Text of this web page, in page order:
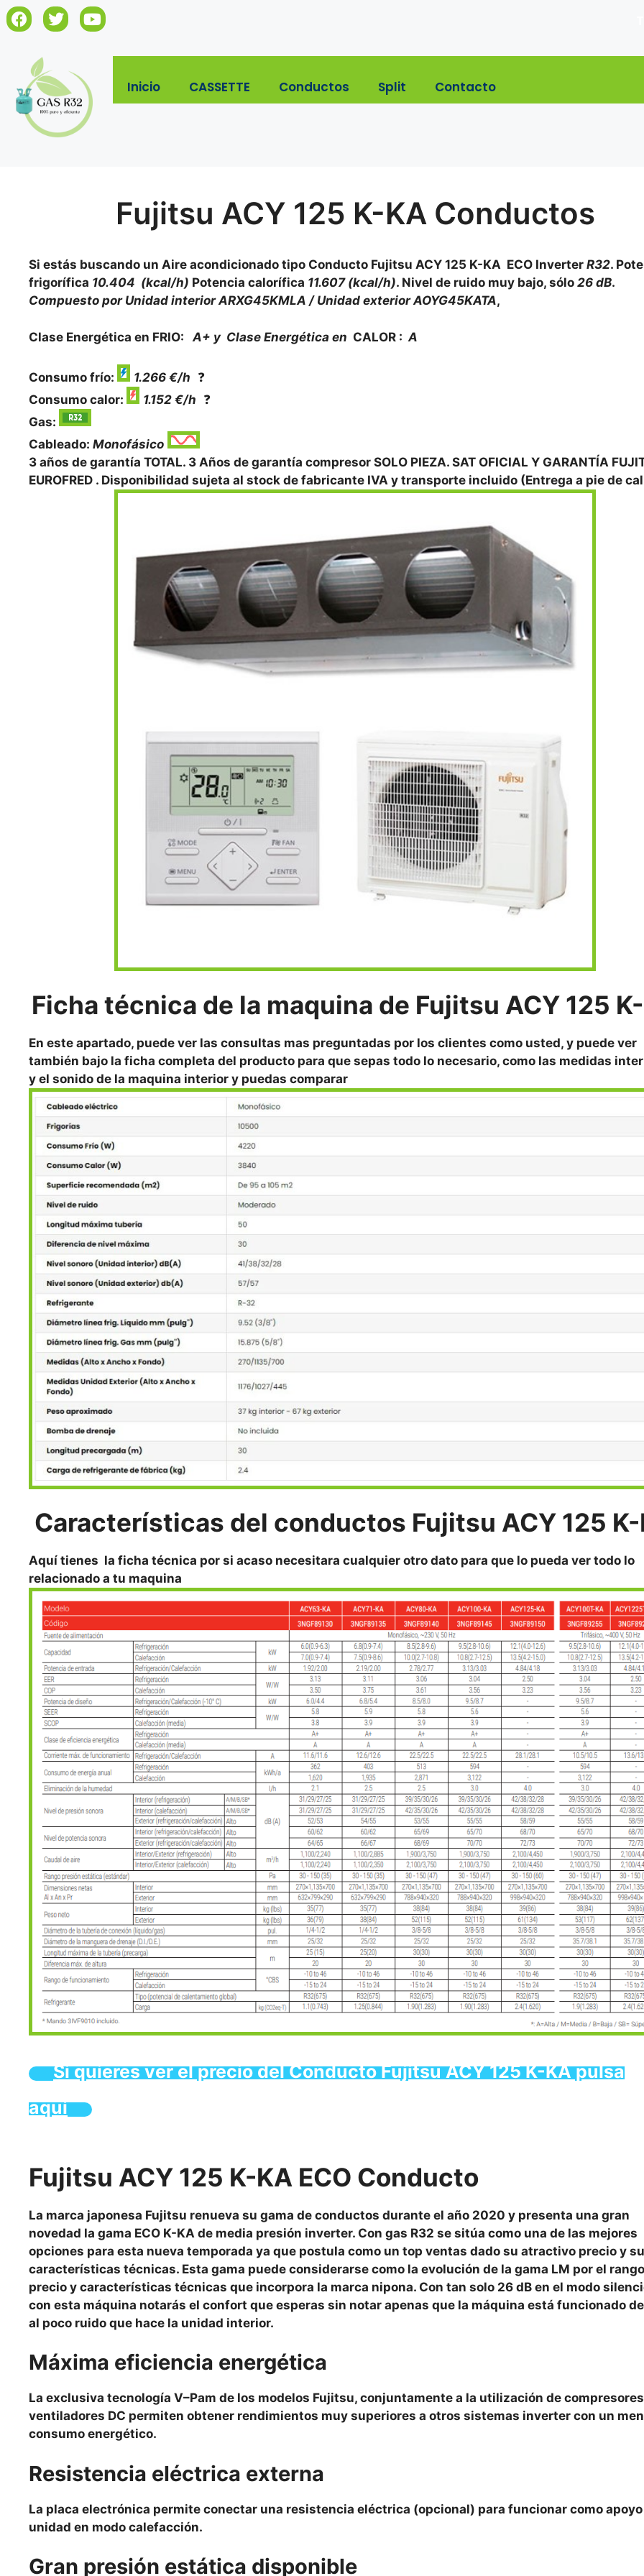
Inicio CASSETTE Conductos Split Contacto
Fujitsu ACY 125 K-KA Conductos
Si estás buscando un Aire acondicionado tipo Conducto Fujitsu ACY 125 K-KA ECO Inverter R32.
frigorífica 10.404 (kcal/h) Potencia calorífica 11.607 (kcal/h). Nivel de ruido muy bajo, sólo 26 dB.
Compuesto por Unidad interior ARXG45KMLA / Unidad exterior AOYG45KATA,
Clase Energética en FRIO: A+ y Clase Energética en CALOR : A
Consumo frío: 1.266 €/h ❓
Consumo calor:
1.152 €/h ❓
Gas:
Cableado: Monofásico
3 años de garantía TOTAL. 3 Años de garantía compresor SOLO PIEZA. SAT OFICIAL Y GARANTÍA
EUROFRED . Disponibilidad sujeta al stock de fabricante IVA y transporte incluido (Entrega a pie de
Ficha técnica de la maquina de Fujitsu ACY 125
En este apartado, puede ver las consultas mas preguntadas por los clientes como usted, y puede ver
también bajo la ficha completa del producto para que sepas todo lo necesario, como las medidas
y el sonido de la maquina interior y puedas comparar
Características del conductos Fujitsu ACY 125
Aquí tienes la ficha técnica por si acaso necesitara cualquier otro dato para que lo pueda ver todo lo
relacionado a tu maquina
Si quieres ver el precio del Conducto Fujitsu ACY 125 K-KA pulsa
aquí
Fujitsu ACY 125 K-KA ECO Conducto
La marca japonesa Fujitsu renueva su gama de conductos durante el año 2020 y presenta una gran
novedad la gama ECO K-KA de media presión inverter. Con gas R32 se sitúa como una de las mejores
opciones para esta nueva temporada ya que postula como un top ventas dado su atractivo precio y
características técnicas. Esta gama puede considerarse como la evolución de la gama LM por el
precio y características técnicas que incorpora la marca nipona. Con tan solo 26 dB en el modo
con esta máquina notarás el confort que esperas sin notar apenas que la máquina está funcionado
al poco ruido que hace la unidad interior.
Máxima eficiencia energética
La exclusiva tecnología V–Pam de los modelos Fujitsu, conjuntamente a la utilización de
ventiladores DC permiten obtener rendimientos muy superiores a otros sistemas inverter con un
consumo energético.
Resistencia eléctrica externa
La placa electrónica permite conectar una resistencia eléctrica (opcional) para funcionar como apoyo
unidad en modo calefacción.
Gran presión estática disponible